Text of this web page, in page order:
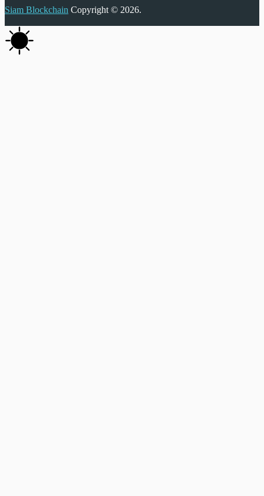
Siam Blockchain Copyright © 2026.